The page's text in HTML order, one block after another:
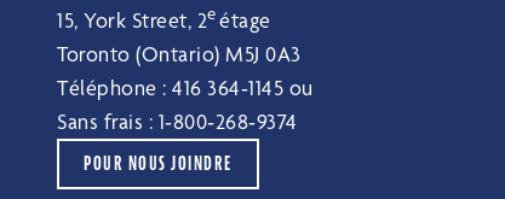
15, York Street, 2eétage
Toronto (Ontario) M5J 0A3
Téléphone :416 364‑1145 ou
Sans frais : 1‑800‑268‑9374
POUR NOUS JOINDRE